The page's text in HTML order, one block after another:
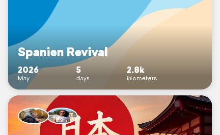
Spanien Revival
2026
May
5
days
2.8k
kilometers